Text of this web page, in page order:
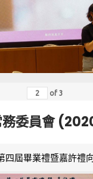
of3
務委員會
四屆畢業禮暨嘉許禮